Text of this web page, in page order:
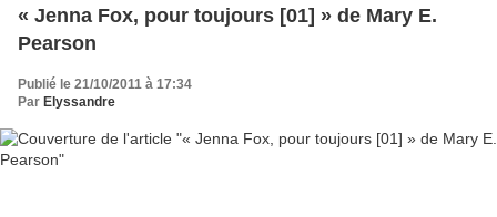
« Jenna Fox, pour toujours [01] » de Mary E.
Pearson
Publié le 21/10/2011 à 17:34
Par Elyssandre